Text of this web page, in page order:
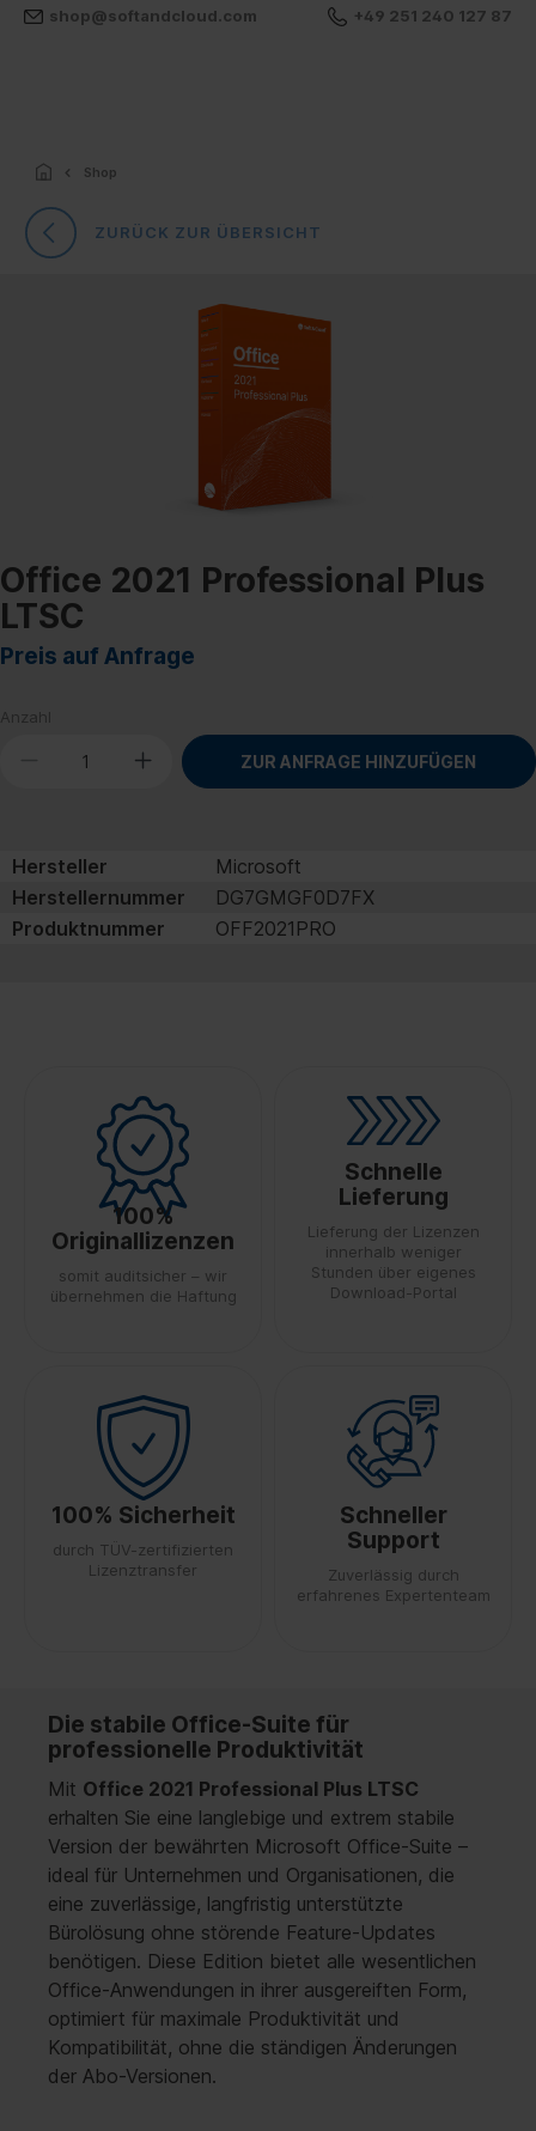
shop@softandcloud.com +49 251 240 127 87
Shop
ZURÜCK ZUR ÜBERSICHT
Office 2021 Professional Plus
LTSC
Preis auf Anfrage
Anzahl
ZUR ANFRAGE HINZUFÜGEN
Hersteller
Microsoft
Herstellernummer
DG7GMGF0D7FX
Produktnummer
OFF2021PRO
100%
Originallizenzen
somit auditsicher – wir
übernehmen die Haftung
Schnelle
Lieferung
Lieferung der Lizenzen
innerhalb weniger
Stunden über eigenes
Download-Portal
100% Sicherheit
durch TÜV-zertifizierten
Lizenztransfer
Schneller
Support
Zuverlässig durch
erfahrenes Expertenteam
Die stabile Office-Suite für
professionelle Produktivität
Mit Office 2021 Professional Plus LTSC
erhalten Sie eine langlebige und extrem stabile
Version der bewährten Microsoft Office-Suite –
ideal für Unternehmen und Organisationen, die
eine zuverlässige, langfristig unterstützte
Bürolösung ohne störende Feature-Updates
benötigen. Diese Edition bietet alle wesentlichen
Office-Anwendungen in ihrer ausgereiften Form,
optimiert für maximale Produktivität und
Kompatibilität, ohne die ständigen Änderungen
der Abo-Versionen.